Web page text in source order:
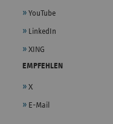
YouTube
LinkedIn
XING
EMPFEHLEN
X
E-Mail